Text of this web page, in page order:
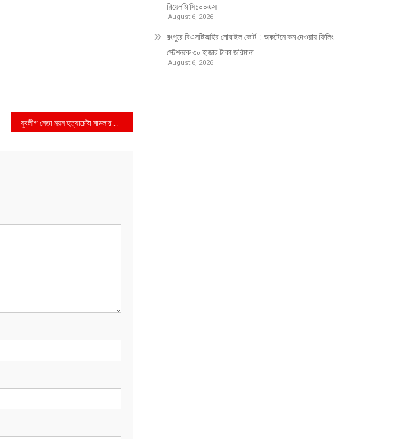
যুবলীগ নেতা নয়ন হত্যাচেষ্টা মামলার অন্যতম পলাতক আসামীকে ঢাকা থেকে গ্রেফতার করছে র‌্যাব-৬
রিয়েলমি সি১০০এক্স
August 6, 2026
রংপুরে বিএসটিআইর মোবাইল কোর্ট : অকটেনে কম দেওয়ায় ফিলিং
স্টেশনকে ৩০ হাজার টাকা জরিমানা
August 6, 2026